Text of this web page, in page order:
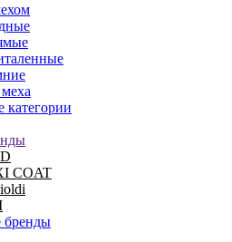
категории
COAT
бренды